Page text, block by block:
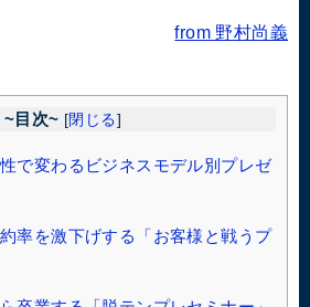
from 野村尚義
~目次~ [閉じる]
で変わるビジネスモデル別プレゼ
率を激下げする「お客様と戦うプ